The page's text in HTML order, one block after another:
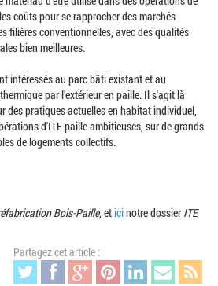
coûts pour se rapprocher des marchés
filières conventionnelles, avec des qualités
bien meilleures.
intéressés au parc bâti existant et au
par l'extérieur en paille. Il s'agit là
des pratiques actuelles en habitat individuel,
d'ITE paille ambitieuses, sur de grands
de logements collectifs.
Bois-Paille, eticinotre dossier ITE
Partagez cet article :